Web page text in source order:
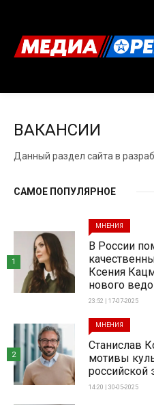
ВАКАНСИИ
Данный раздел сайта в
САМОЕ ПОПУЛЯРНОЕ
МНЕНИЯ
В России
Ксения
нового
23:52 | 17-07-2025
1
МНЕНИЯ
Станислав
мотивы
российской
14:20 | 30-05-2025
2